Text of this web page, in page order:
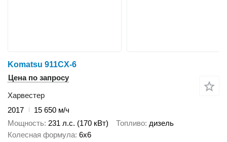
Komatsu 911CX-6
Цена по запросу
Харвестер
2017
15 650 м/ч
Мощность 231 л.с. (170 кВт) Топливо дизель
Колесная формула 6x6